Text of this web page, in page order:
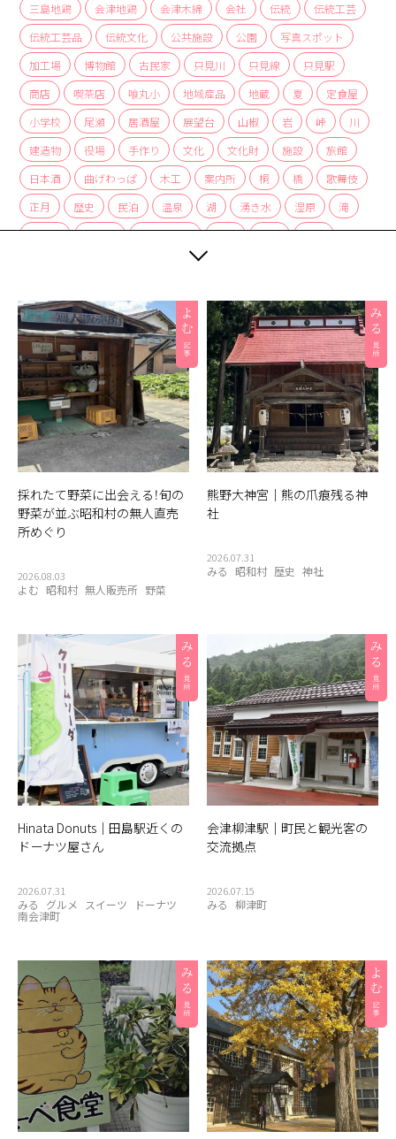
三島地鶏
会津地鶏 会津木綿 会社 伝統
伝統工芸
伝統工芸品
伝統文化 公共施設 公園
写真スポット
加工場
博物館 古民家 只見川 只見線
只見駅
商店
喫茶店 喰丸小 地域産品 地蔵 夏
定食屋
小学校
尾瀬 居酒屋 展望台 山椒 岩 峠
川
建造物
役場 手作り 文化 文化財 施設
旅館
日本酒
曲げわっぱ 木工 案内所 桐 橋
歌舞伎
正月
歴史 民泊 温泉 湖 湧き水 湿原
滝
炭酸水
炭酸泉 無人販売所 着物 神社
紅茶
編み組み細工
観光案内所
観光物産協会 豆腐 赤カボチャ
足湯
道の駅
郵便局 重要文化財 野菜 釣り
銀行
集落
雑貨 霧幻峡 霧幻峡の渡し 風景
食堂
飲食店
餅
採れたて野菜に出会える！旬の
野菜が並ぶ昭和村の無人直売
所めぐり
2026.08.03
よむ 昭和村 無人販売所 野菜
熊野大神宮｜熊の爪痕残る神
社
2026.07.31
みる 昭和村 歴史 神社
Hinata Donuts｜田島駅近くの
ドーナツ屋さん
2026.07.31
みる グルメ スイーツ ドーナツ
南会津町
会津柳津駅｜町民と観光客の
交流拠点
2026.07.15
みる 柳津町